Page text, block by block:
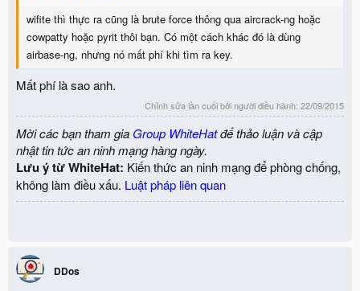
wifite thì thực ra cũng là brute force thông qua aircrack-ng hoặc
cowpatty hoặc pyrit thôi bạn. Có một cách khác đó là dùng
airbase-ng, nhưng nó mất phí khi tìm ra key.
Mất phí là sao anh.
Chỉnh sửa lần cuối bởi người điều hành: 22/09/2015
Mời các bạn tham gia Group WhiteHatđể thảo luận và cập
nhật tin tức an ninh mạng hàng ngày.
Lưu ý từ WhiteHat: Kiến thức an ninh mạng để phòng chống,
không làm điều xấu. Luật pháp liên quan
DDos